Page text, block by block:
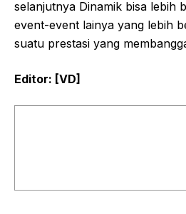
selanjutnya Dinamik bisa lebih
event-event lainya yang lebih
suatu prestasi yang
Editor: [VD]